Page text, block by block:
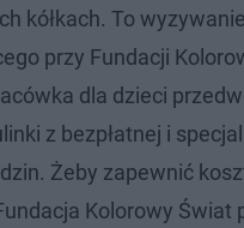
kółkach. To
przy Fundacji
dla dzieci
z bezpłatnej i
Żeby zapewnić
Kolorowy Świat